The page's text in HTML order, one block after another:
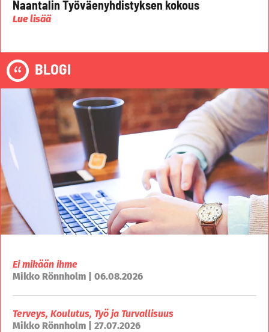
Naantalin Työväenyhdistyksen kokous
Lue lisää
BLOGI
Ei mikään ihme
Mikko Rönnholm | 06.08.2026
Terveys, Koulutus, Työ ja Turvallisuus
Mikko Rönnholm | 27.07.2026